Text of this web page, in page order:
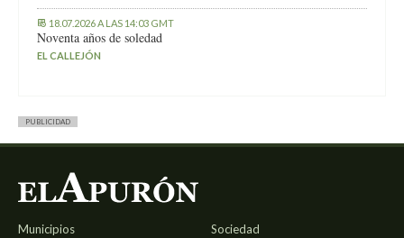
18.07.2026 A LAS 14:03 GMT
Noventa años de soledad
EL CALLEJÓN
PUBLICIDAD
Municipios
Sociedad